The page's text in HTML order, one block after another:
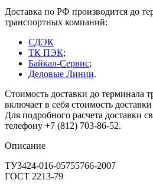
Доставка по РФ производится до
транспортных компаний:
СДЭК
ТК ПЭК;
Байкал-Сервис;
Деловые Линии.
Стоимость доставки до терминала
включает в себя стоимость
Для подробного расчета доставки
телефону +7 (812) 703-86-52.
Описание
ТУ3424-016-05755766-2007
ГОСТ 2213-79